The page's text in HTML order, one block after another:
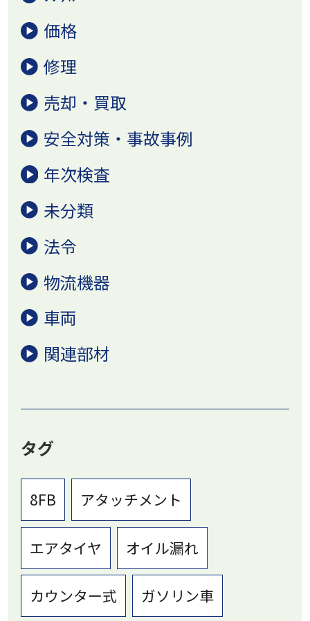
価格
修理
売却・買取
安全対策・事故事例
年次検査
未分類
法令
物流機器
車両
関連部材
タグ
8FB アタッチメント
エアタイヤ オイル漏れ
カウンター式 ガソリン車